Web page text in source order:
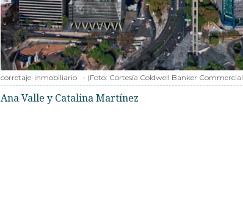
corretaje-inmobiliario - (Foto: Cortesía Coldwell Banker Commercial
Ana Valle y Catalina Martínez